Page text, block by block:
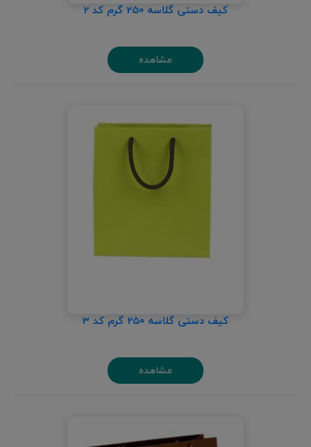
کیف دستی گلاسه 250 گرم کد 2
مشاهده
کیف دستی گلاسه 250 گرم کد 3
مشاهده